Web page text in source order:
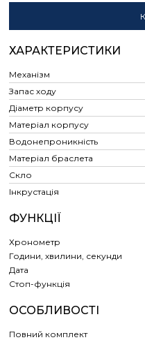
ХАРАКТЕРИСТИКИ
Механізм
Запас ходу
Діаметр корпусу
Матеріал корпусу
Водонепроникність
Матеріал браслета
Скло
Інкрустація
ФУНКЦІЇ
Хронометр
Години, хвилини, секунди
Дата
Cтоп-функція
ОСОБЛИВОСТІ
Повний комплект